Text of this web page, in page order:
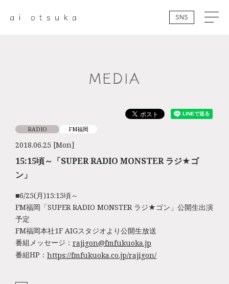
SNS
MEDIA
2018.06.25 [Mon]
RADIO FM福岡
15:15頃～「SUPER RADIO MONSTER ラジ★ゴ
ン」
■6/25(月)15:15頃～
FM福岡「SUPER RADIO MONSTER ラジ★ゴン」公開生出演
予定
FM福岡本社1F AIGスタジオより公開生放送
番組メッセージ： rajigon@fmfukuoka.jp
番組HP： https://fmfukuoka.co.jp/rajigon/